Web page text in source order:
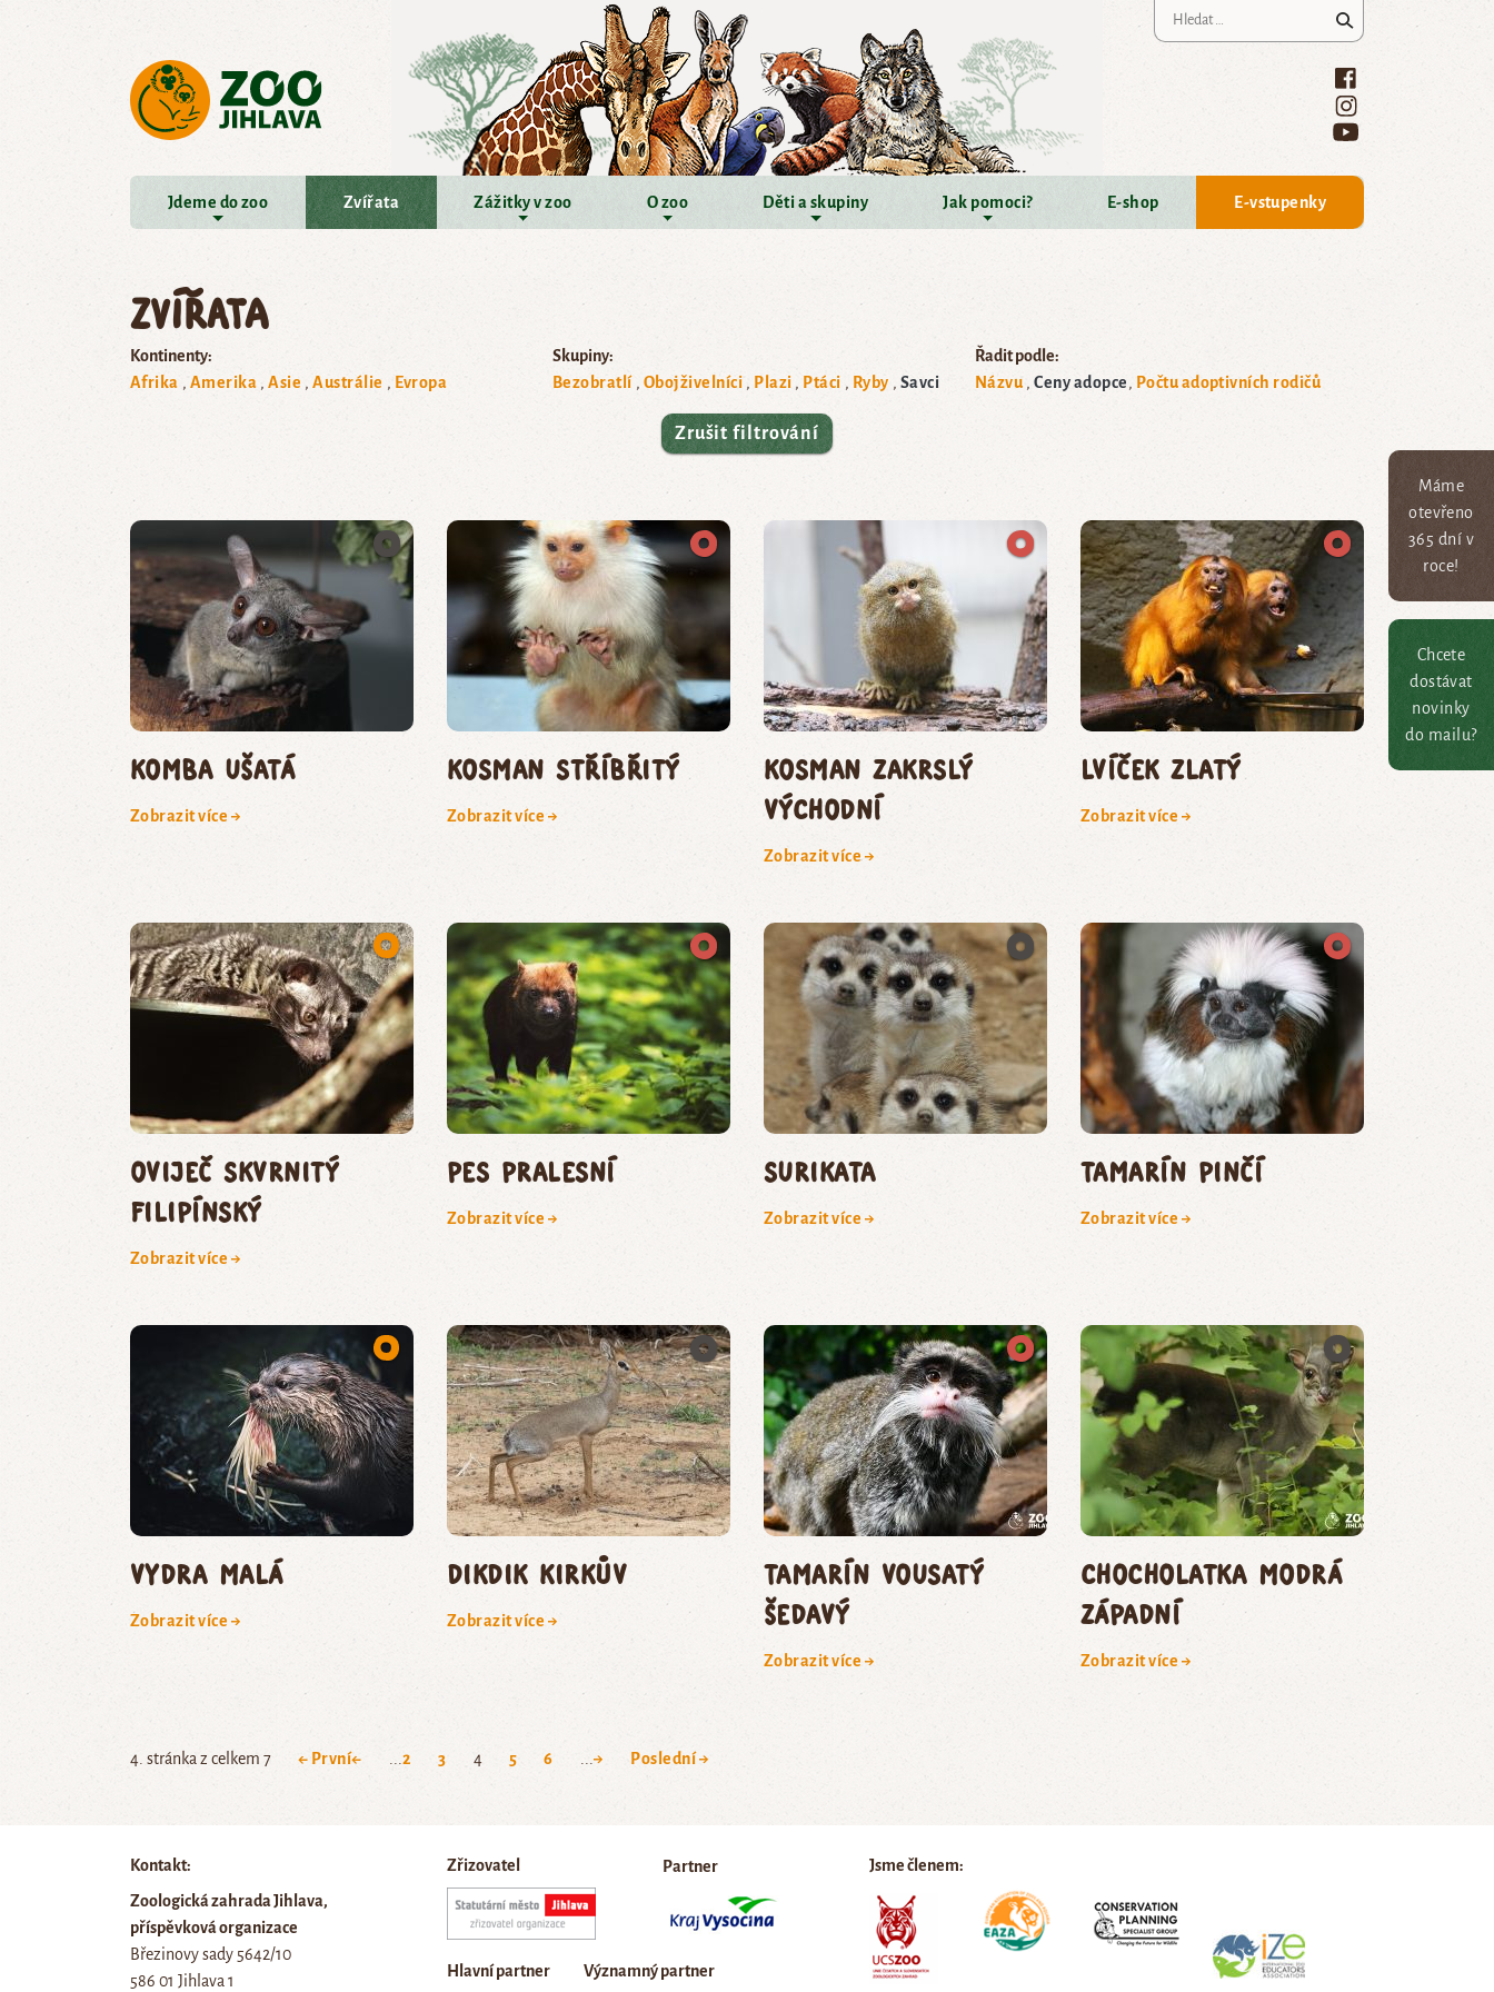
Máme
otevřeno
365 dní v
roce!
Chcete
dostávat
novinky
do mailu?
Jdeme do zoo Zvířata Zážitky v zoo O zoo Děti a skupiny Jak pomoci? E-shop E-vstupenky
Zvířata
Kontinenty:
Afrika
Amerika Asie Austrálie Evropa
Skupiny:
Bezobratlí
Obojživelníci Plazi Ptáci Ryby Savci
Řadit podle:
Názvu
Ceny adopce Počtu adoptivních rodičů
Zrušit filtrování
komba ušatá
Zobrazit více →
kosman stříbřitý
Zobrazit více →
kosman zakrslý
východní
Zobrazit více →
lvíček zlatý
Zobrazit více →
oviječ skvrnitý
filipínský
Zobrazit více →
pes pralesní
Zobrazit více →
surikata
Zobrazit více →
tamarín pinčí
Zobrazit více →
vydra malá
Zobrazit více →
dikdik Kirkův
Zobrazit více →
tamarín vousatý
šedavý
Zobrazit více →
Chocholatka modrá
západní
Zobrazit více →
4. stránka z celkem 7 ← První← 2 3 4 5 6 → Poslední →
Kontakt:
Zoologická zahrada Jihlava,
příspěvková organizace
Březinovy sady 5642/10
586 01 Jihlava 1
Zřizovatel Partner
Hlavní partner Významný partner
Jsme členem: